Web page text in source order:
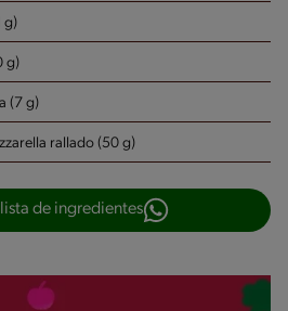
g)
g)
(7 g)
rallado (50 g)
de ingredientes